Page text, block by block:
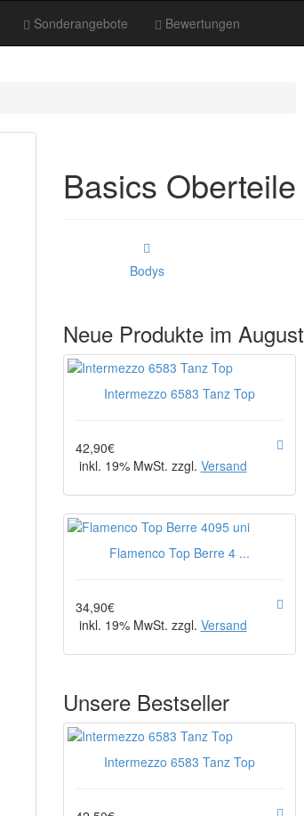
Sonderangebote Bewertungen
Basics Oberteile
Bodys
Neue Produkte im August
Intermezzo 6583 Tanz Top
42,90€
inkl. 19% MwSt. zzgl. Versand
Flamenco Top Berre 4 ...
34,90€
inkl. 19% MwSt. zzgl. Versand
Unsere Bestseller
Intermezzo 6583 Tanz Top